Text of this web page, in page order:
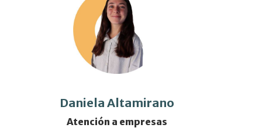
Daniela Altamirano
Atención a empresas